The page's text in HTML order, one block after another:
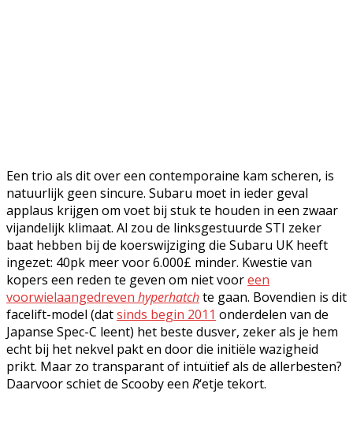
Een trio als dit over een contemporaine kam scheren, is
natuurlijk geen sincure. Subaru moet in ieder geval
applaus krijgen om voet bij stuk te houden in een zwaar
vijandelijk klimaat. Al zou de linksgestuurde STI zeker
baat hebben bij de koerswijziging die Subaru UK heeft
ingezet: 40pk meer voor 6.000£ minder. Kwestie van
kopers een reden te geven om niet vooreen
voorwielaangedreven hyperhatchte gaan. Bovendien is dit
facelift-model (datsinds begin 2011 onderdelen van de
Japanse Spec-C leent) het beste dusver, zeker als je hem
echt bij het nekvel pakt en door die initiële wazigheid
prikt. Maar zo transparant of intuïtief als de allerbesten?
Daarvoor schiet de Scooby een R‘etje tekort.